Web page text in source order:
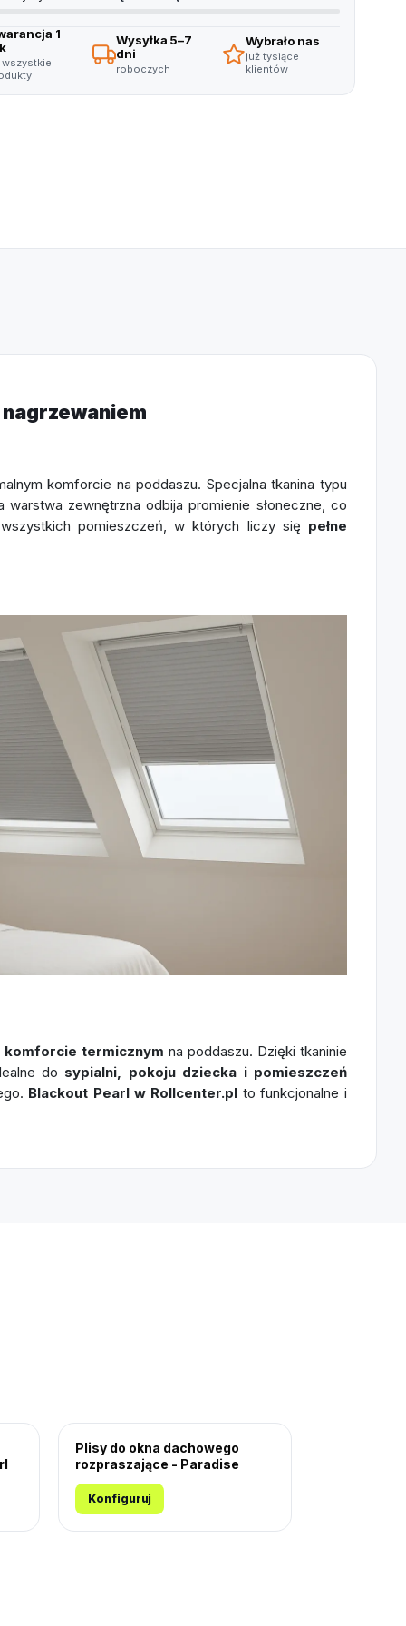
1
wszystkie
Wysyłka 5–7
dni
roboczych
Wybrało nas
już tysiące
klientów
nagrzewaniem
komforcie na poddaszu. Specjalna tkanina typu
zewnętrzna odbija promienie słoneczne, co
pomieszczeń, w których liczy się pełne
komforcie termicznym na poddaszu. Dzięki tkaninie
do sypialni, pokoju dziecka i pomieszczeń
Blackout Pearl w Rollcenter.pl to funkcjonalne i
Plisy do okna dachowego
rozpraszające - Paradise
Konfiguruj